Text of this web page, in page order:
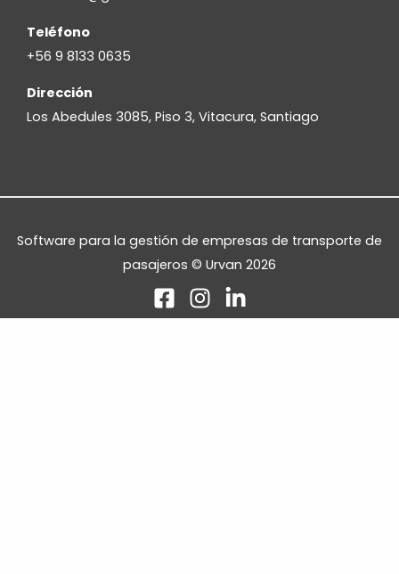
Teléfono
+56 9 8133 0635
Dirección
Los Abedules 3085, Piso 3, Vitacura, Santiago
Software para la gestión de empresas de transporte de
pasajeros © Urvan 2026